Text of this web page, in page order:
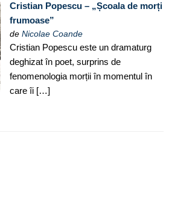
Cristian Popescu – „Școala de morți
frumoase”
deNicolae Coande
Cristian Popescu este un dramaturg
deghizat în poet, surprins de
fenomenologia morții în momentul în
care îi […]